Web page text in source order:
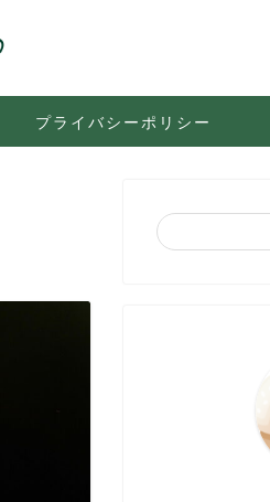
プライバシーポリシー